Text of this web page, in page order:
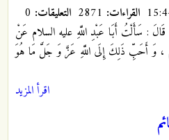
القراءات: التعليقات:
: سَأَلْتُ أَبَا عَبْدِ اللَّهِ عليه السلام عَنْ
، وَ أَحَبِّ ذَلِكَ إِلَى اللَّهِ عَزَّ وَ جَلَّ مَا هُوَ
اقرأ المزيد